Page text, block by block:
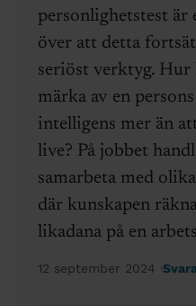
personlighetstest
över att detta
seriöst verktyg.
märka av en
intelligens mer än
live? På jobbet
samarbeta med
där kunskapen
likadana på en
12 september 2024